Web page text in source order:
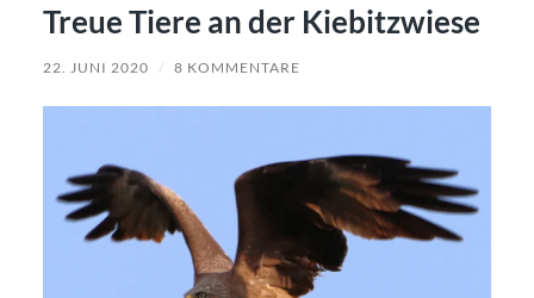
Treue Tiere an der Kiebitzwiese
22. JUNI 2020 / 8 KOMMENTARE